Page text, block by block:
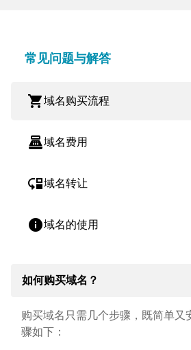
常见问题与解答
shopping_cart域名购买流程
point_of_sale域名费用
move_down域名转让
info域名的使用
如何购买域名？
购买域名只需几个步骤，既简单又
骤如下：